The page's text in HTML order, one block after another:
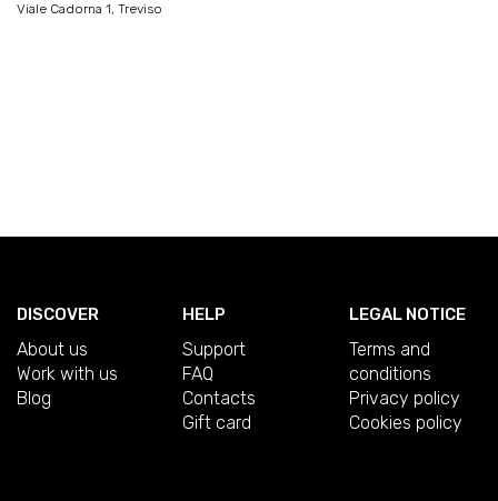
Viale Cadorna 1, Treviso
DISCOVER
About us
Work with us
Blog
HELP
Support
FAQ
Contacts
Gift card
LEGAL NOTICE
Terms and
conditions
Privacy policy
Cookies policy